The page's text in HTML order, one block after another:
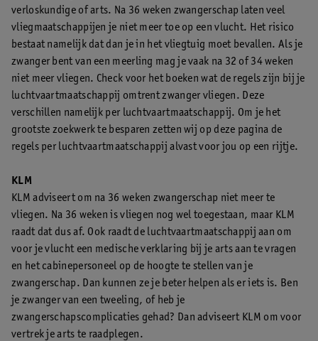
verloskundige of arts. Na 36 weken zwangerschap laten veel
vliegmaatschappijen je niet meer toe op een vlucht. Het risico
bestaat namelijk dat dan je in het vliegtuig moet bevallen. Als je
zwanger bent van een meerling mag je vaak na 32 of 34 weken
niet meer vliegen. Check voor het boeken wat de regels zijn bij je
luchtvaartmaatschappij omtrent zwanger vliegen. Deze
verschillen namelijk per luchtvaartmaatschappij. Om je het
grootste zoekwerk te besparen zetten wij op deze pagina de
regels per luchtvaartmaatschappij alvast voor jou op een rijtje.
KLM
KLM adviseert om na 36 weken zwangerschap niet meer te
vliegen. Na 36 weken is vliegen nog wel toegestaan, maar KLM
raadt dat dus af. Ook raadt de luchtvaartmaatschappij aan om
voor je vlucht een medische verklaring bij je arts aan te vragen
en het cabinepersoneel op de hoogte te stellen van je
zwangerschap. Dan kunnen ze je beter helpen als er iets is. Ben
je zwanger van een tweeling, of heb je
zwangerschapscomplicaties gehad? Dan adviseert KLM om voor
vertrek je arts te raadplegen.